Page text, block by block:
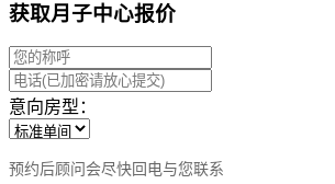
获取月子中心报价
意向房型：
预约后顾问会尽快回电与您联系